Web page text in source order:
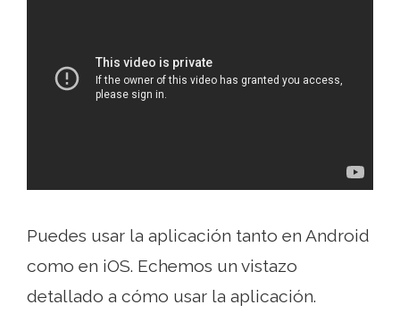
Puedes usar la aplicación tanto en Android
como en iOS. Echemos un vistazo
detallado a cómo usar la aplicación.